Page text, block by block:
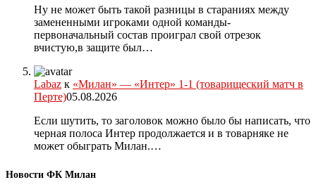
Ну не может быть такой разницы в стараниях между
замененными игроками одной команды-
первоначальный состав проиграл свой отрезок
вчистую,в защите был…
Labaz к «Милан» — «Интер» 1-1 (товарищеский матч в
Перте)05.08.2026
Если шутить, то заголовок можно было бы написать, что
черная полоса Интер продолжается и в товарняке не
может обыграть Милан.…
Новости ФК Милан